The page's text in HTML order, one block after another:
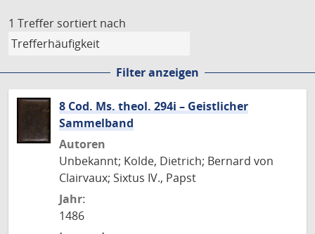
1 Treffer sortiert nach
Filter anzeigen
8 Cod. Ms. theol. 294i – Geistlicher
Sammelband
Autoren
Unbekannt; Kolde, Dietrich; Bernard von
Clairvaux; Sixtus IV., Papst
Jahr:
1486